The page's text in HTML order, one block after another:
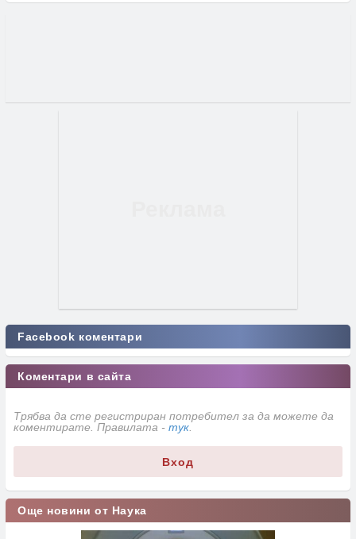
Facebook коментари
Коментари в сайта
Трябва да сте регистриран потребител за да можете да
коментирате. Правилата - тук
Вход
Още новини от Наука